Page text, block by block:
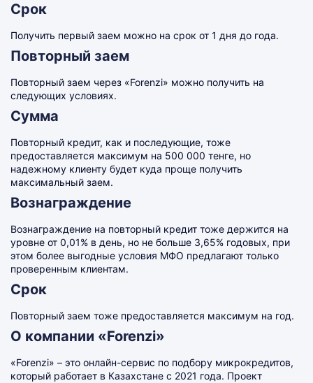
Срок
Получить первый заем можно на срок от 1 дня до года.
Повторный заем
Повторный заем через «Forenzi» можно получить на
следующих условиях.
Сумма
Повторный кредит, как и последующие, тоже
предоставляется максимум на 500 000 тенге, но
надежному клиенту будет куда проще получить
максимальный заем.
Вознаграждение
Вознаграждение на повторный кредит тоже держится на
уровне от 0,01% в день, но не больше 3,65% годовых, при
этом более выгодные условия МФО предлагают только
проверенным клиентам.
Срок
Повторный заем тоже предоставляется максимум на год.
О компании «Forenzi»
«Forenzi» – это онлайн-сервис по подбору микрокредитов,
который работает в Казахстане с 2021 года. Проект